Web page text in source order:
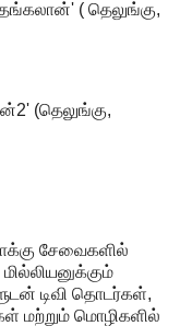
( தெலுங்கு,
(தெலுங்கு,
சேவைகளில்
டிவி தொடர்கள்,
மற்றும் மொழிகளில்